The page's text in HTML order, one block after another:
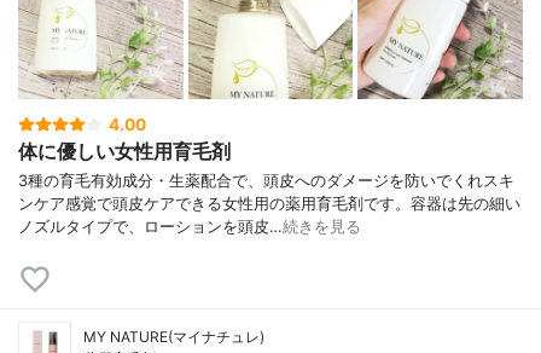
4.00
体に優しい女性用育毛剤
3種の育毛有効成分・生薬配合で、頭皮へのダメージを防いでくれスキ
ンケア感覚で頭皮ケアできる女性用の薬用育毛剤です。容器は先の細い
ノズルタイプで、ローションを頭皮…続きを見る
MY NATURE(マイナチュレ)